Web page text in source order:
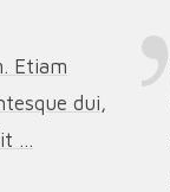
Etiam
dui,
...